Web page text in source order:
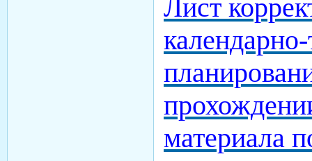
Лист
материала